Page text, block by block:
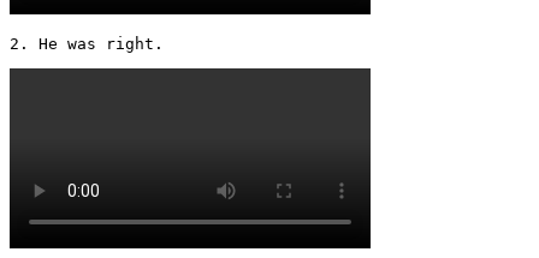
2. He was right.